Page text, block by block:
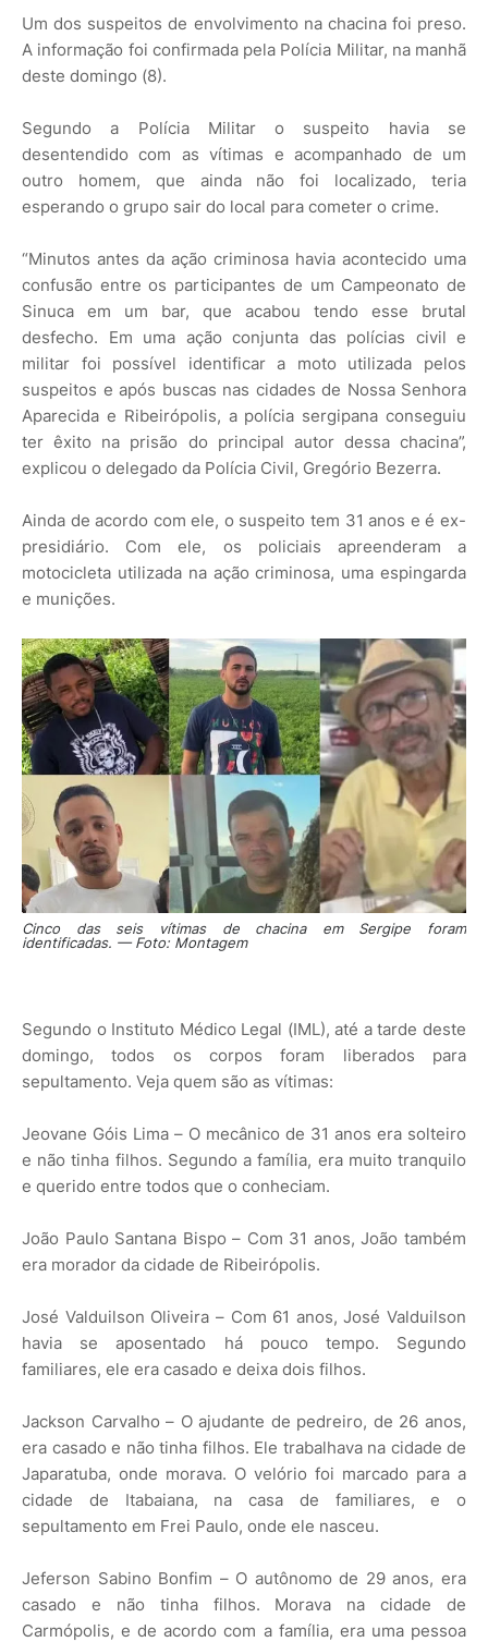
Um dos suspeitos de envolvimento na chacina foi preso.
A informação foi confirmada pela Polícia Militar, na manhã
deste domingo (8).
Segundo a Polícia Militar o suspeito havia se
desentendido com as vítimas e acompanhado de um
outro homem, que ainda não foi localizado, teria
esperando o grupo sair do local para cometer o crime.
“Minutos antes da ação criminosa havia acontecido uma
confusão entre os participantes de um Campeonato de
Sinuca em um bar, que acabou tendo esse brutal
desfecho. Em uma ação conjunta das polícias civil e
militar foi possível identificar a moto utilizada pelos
suspeitos e após buscas nas cidades de Nossa Senhora
Aparecida e Ribeirópolis, a polícia sergipana conseguiu
ter êxito na prisão do principal autor dessa chacina”,
explicou o delegado da Polícia Civil, Gregório Bezerra.
Ainda de acordo com ele, o suspeito tem 31 anos e é ex-
presidiário. Com ele, os policiais apreenderam a
motocicleta utilizada na ação criminosa, uma espingarda
e munições.
Cinco das seis vítimas de chacina em Sergipe foram
identificadas. — Foto: Montagem
Segundo o Instituto Médico Legal (IML), até a tarde deste
domingo, todos os corpos foram liberados para
sepultamento. Veja quem são as vítimas:
Jeovane Góis Lima – O mecânico de 31 anos era solteiro
e não tinha filhos. Segundo a família, era muito tranquilo
e querido entre todos que o conheciam.
João Paulo Santana Bispo – Com 31 anos, João também
era morador da cidade de Ribeirópolis.
José Valduilson Oliveira – Com 61 anos, José Valduilson
havia se aposentado há pouco tempo. Segundo
familiares, ele era casado e deixa dois filhos.
Jackson Carvalho – O ajudante de pedreiro, de 26 anos,
era casado e não tinha filhos. Ele trabalhava na cidade de
Japaratuba, onde morava. O velório foi marcado para a
cidade de Itabaiana, na casa de familiares, e o
sepultamento em Frei Paulo, onde ele nasceu.
Jeferson Sabino Bonfim – O autônomo de 29 anos, era
casado e não tinha filhos. Morava na cidade de
Carmópolis, e de acordo com a família, era uma pessoa